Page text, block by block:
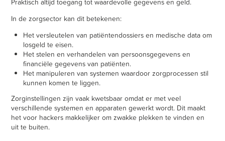
Praktisch altijd toegang tot waardevolle gegevens en geld.
In de zorgsector kan dit betekenen:
Het versleutelen van patiëntendossiers en medische data om
losgeld te eisen.
Het stelen en verhandelen van persoonsgegevens en
financiële gegevens van patiënten.
Het manipuleren van systemen waardoor zorgprocessen stil
kunnen komen te liggen.
Zorginstellingen zijn vaak kwetsbaar omdat er met veel
verschillende systemen en apparaten gewerkt wordt. Dit maakt
het voor hackers makkelijker om zwakke plekken te vinden en
uit te buiten.